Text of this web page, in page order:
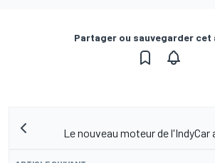
Partager ou sauvegarder
Le nouveau moteur de